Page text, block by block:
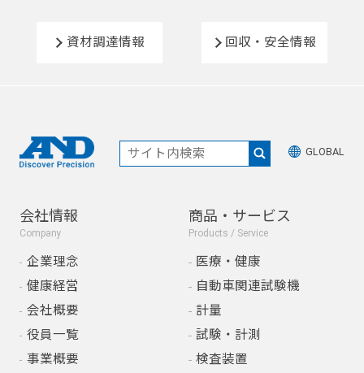
資材調達情報 回収・安全情報
GLOBAL
会社情報
Company
企業理念
健康経営
会社概要
役員一覧
事業概要
商品・サービス
Products / Service
医療・健康
自動車関連試験機
計量
試験・計測
検査装置